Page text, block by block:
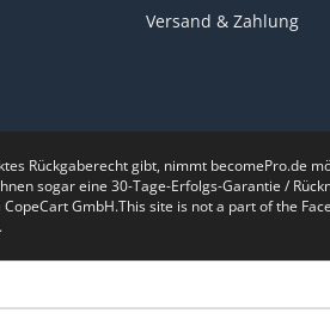
Versand & Zahlung
Rückgaberecht gibt, nimmt becomePro.de
sogar eine 30-Tage-Erfolgs-Garantie /
GmbH.This site is not a part of the